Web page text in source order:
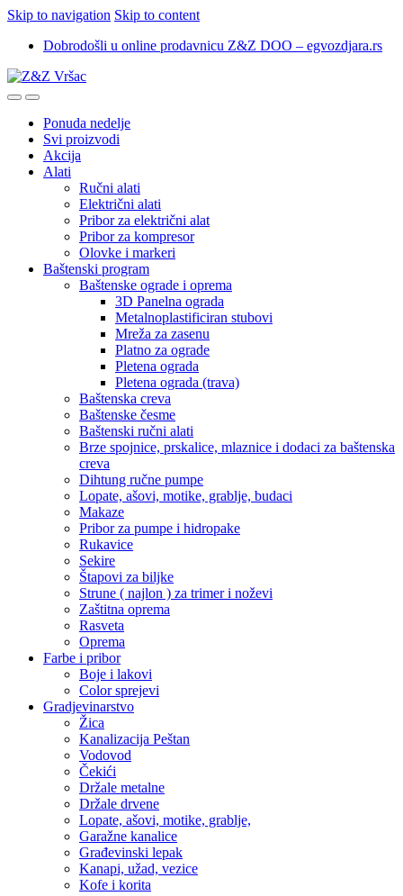
Skip to navigation Skip to content
Dobrodošli u online prodavnicu Z&Z DOO – egvozdjara.rs
Ponuda nedelje
Svi proizvodi
Akcija
Alati
Ručni alati
Električni alati
Pribor za električni alat
Pribor za kompresor
Olovke i markeri
Baštenski program
Baštenske ograde i oprema
3D Panelna ograda
Metalnoplastificiran stubovi
Mreža za zasenu
Platno za ograde
Pletena ograda
Pletena ograda (trava)
Baštenska creva
Baštenske česme
Baštenski ručni alati
Brze spojnice, prskalice, mlaznice i dodaci za baštenska
creva
Dihtung ručne pumpe
Lopate, ašovi, motike, grablje, budaci
Makaze
Pribor za pumpe i hidropake
Rukavice
Sekire
Štapovi za biljke
Strune ( najlon ) za trimer i noževi
Zaštitna oprema
Rasveta
Oprema
Farbe i pribor
Boje i lakovi
Color sprejevi
Gradjevinarstvo
Žica
Kanalizacija Peštan
Vodovod
Čekići
Držale metalne
Držale drvene
Lopate, ašovi, motike, grablje,
Garažne kanalice
Građevinski lepak
Kanapi, užad, vezice
Kofe i korita